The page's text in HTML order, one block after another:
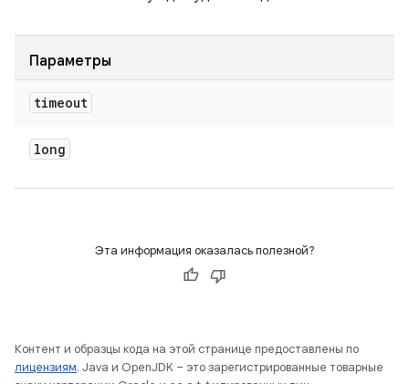
Параметры
timeout
long
Эта информация оказалась полезной?
Контент и образцы кода на этой странице предоставлены по
лицензиям. Java и OpenJDK – это зарегистрированные товарные